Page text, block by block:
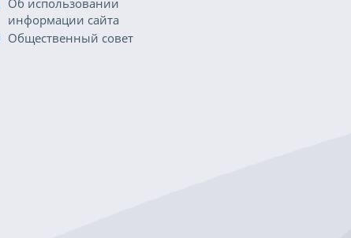
Об использовании
информации сайта
Общественный совет